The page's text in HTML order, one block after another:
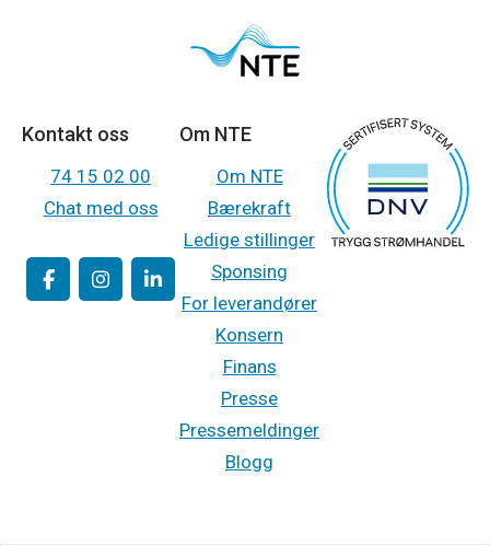
Kontakt oss
74 15 02 00
Chat med oss
Om NTE
Om NTE
Bærekraft
Ledige stillinger
Sponsing
For leverandører
Konsern
Finans
Presse
Pressemeldinger
Blogg